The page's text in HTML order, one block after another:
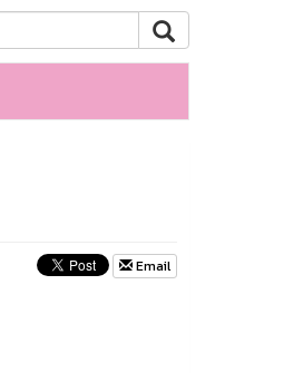
Email